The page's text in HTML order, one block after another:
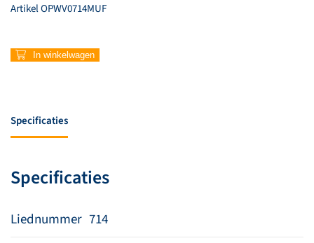
ArtikelOPWV0714MUF
714
zon
meer
zien
In winkelwagen
Specificaties
Specificaties
Liednummer 714